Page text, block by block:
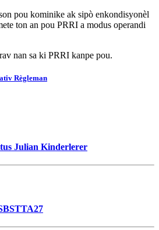
pou kominike ak sipò enkondisyonèl
ton an pou PRRI a modus operandi
nan sa ki PRRI kanpe pou.
Règleman
Julian Kinderlerer